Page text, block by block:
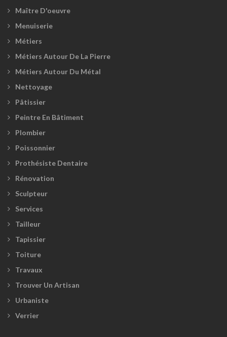
Maître D'oeuvre
Menuiserie
Métiers
Métiers Autour De La Pierre
Métiers Autour Du Métal
Nettoyage
Pâtissier
Peintre En Bâtiment
Plombier
Poissonnier
Prothésiste Dentaire
Rénovation
Sculpteur
Services
Tailleur
Tapissier
Toiture
Travaux
Trouver Un Artisan
Urbaniste
Verrier